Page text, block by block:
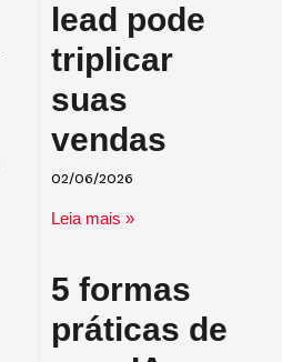
lead pode
triplicar
suas
vendas
02/06/2026
Leia mais »
5 formas
práticas de